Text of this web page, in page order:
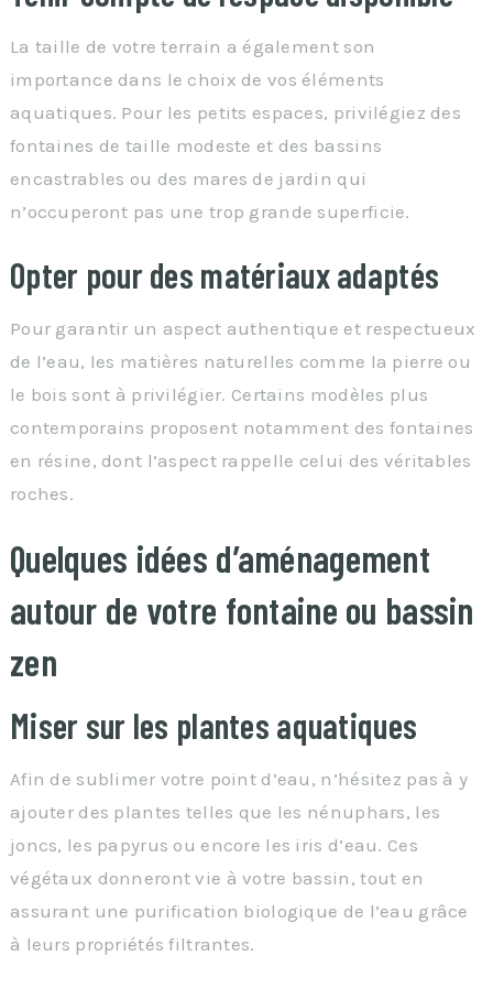
La taille de votre terrain a également son
importance dans le choix de vos éléments
aquatiques. Pour les petits espaces, privilégiez des
fontaines de taille modeste et des bassins
encastrables ou des mares de jardin qui
n’occuperont pas une trop grande superficie.
Opter pour des matériaux adaptés
Pour garantir un aspect authentique et respectueux
de l’eau, les matières naturelles comme la pierre ou
le bois sont à privilégier. Certains modèles plus
contemporains proposent notamment des fontaines
en résine, dont l’aspect rappelle celui des véritables
roches.
Quelques idées d’aménagement
autour de votre fontaine ou bassin
zen
Miser sur les plantes aquatiques
Afin de sublimer votre point d’eau, n’hésitez pas à y
ajouter des plantes telles que les nénuphars, les
joncs, les papyrus ou encore les iris d’eau. Ces
végétaux donneront vie à votre bassin, tout en
assurant une purification biologique de l’eau grâce
à leurs propriétés filtrantes.